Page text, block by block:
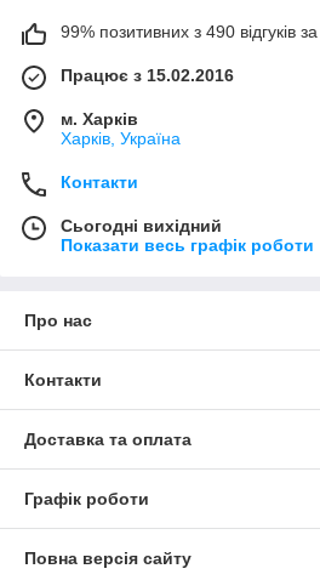
99% позитивних з 490 відгуків за
Працює з 15.02.2016
м. Харків
Харків, Україна
Контакти
Сьогодні вихідний
Показати весь графік роботи
Про нас
Контакти
Доставка та оплата
Графік роботи
Повна версія сайту